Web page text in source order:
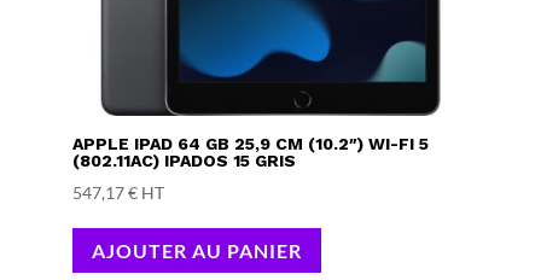
APPLE IPAD 64 GB 25,9 CM (10.2″) WI-FI 5
(802.11AC) IPADOS 15 GRIS
547,17€ HT
AJOUTER AU PANIER